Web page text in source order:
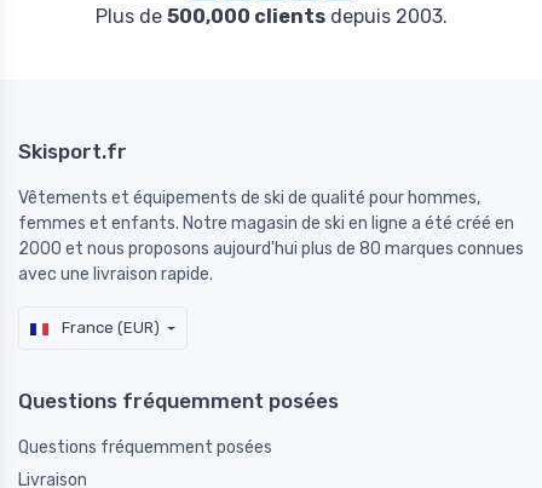
Plus de 500,000 clientsdepuis 2003.
Skisport.fr
Vêtements et équipements de ski de qualité pour hommes,
femmes et enfants. Notre magasin de ski en ligne a été créé en
2000 et nous proposons aujourd'hui plus de 80 marques connues
avec une livraison rapide.
France (EUR)
Questions fréquemment posées
Questions fréquemment posées
Livraison